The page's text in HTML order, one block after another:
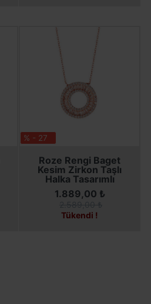
% - 27
Roze Rengi Baget
Kesim Zirkon Taşlı
Halka Tasarımlı
Gümüş Kadın Kolye
SEPETE EKLE
1.889,00 ₺
Tükendi !